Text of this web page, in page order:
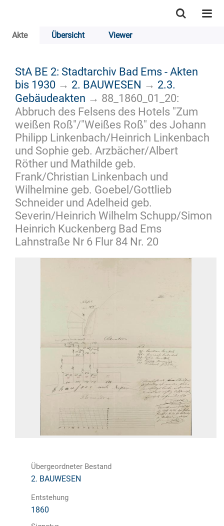
Akte Übersicht Viewer
StA BE 2: Stadtarchiv Bad Ems - Akten
bis 1930 → 2. BAUWESEN → 2.3.
Gebäudeakten → 88_1860_01_20:
Abbruch des Felsens des Hotels "Zum
weißen Roß"/"Weißes Roß" des Johann
Philipp Linkenbach/Heinrich Linkenbach
und Sophie geb. Arzbächer/Albert
Röther und Mathilde geb.
Frank/Christian Linkenbach und
Wilhelmine geb. Goebel/Gottlieb
Schneider und Adelheid geb.
Severin/Heinrich Wilhelm Schupp/Simon
Heinrich Kuckenberg Bad Ems
Lahnstraße Nr 6 Flur 84 Nr. 20
Übergeordneter Bestand
2. BAUWESEN
Entstehung
1860